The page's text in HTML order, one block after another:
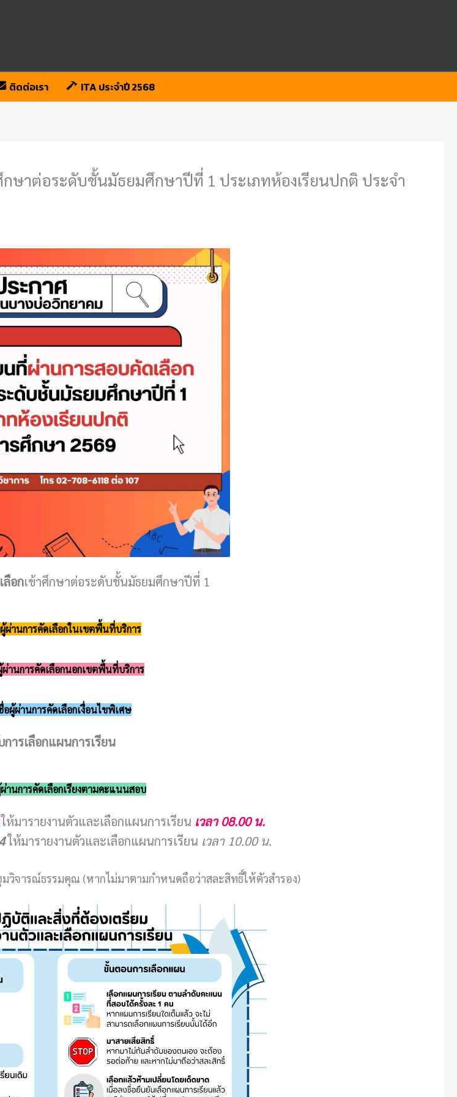
ติดต่อเรา ITA ประจำปี 2568
ษาต่อระดับชั้นมัธยมศึกษาปีที่ 1 ประเภทห้องเรียนปกติ ประจำ
ลือกเข้าศึกษาต่อระดับชั้นมัธยมศึกษาปีที่ 1
ผ่านการคัดเลือกในเขตพื้นที่บริการ
านการคัดเลือกนอกเขตพื้นที่บริการ
อผู้ผ่านการคัดเลือกเงื่อนไขพิเศษ
ารเลือกแผนการเรียน
านการคัดเลือกเรียงตามคะแนนสอบ
ให้มารายงานตัวและเลือกแผนการเรียน เวลา 08.00 น.
ให้มารายงานตัวและเลือกแผนการเรียน เวลา 10.00 น.
วิจารณ์ธรรมคุณ (หากไม่มาตามกำหนดถือว่าสละสิทธิ์ให้ตัวสำรอง)